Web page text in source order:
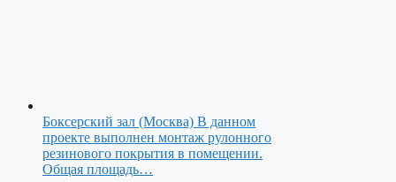
Боксерский зал (Москва) В данном
проекте выполнен монтаж рулонного
резинового покрытия в помещении.
Общая площадь…